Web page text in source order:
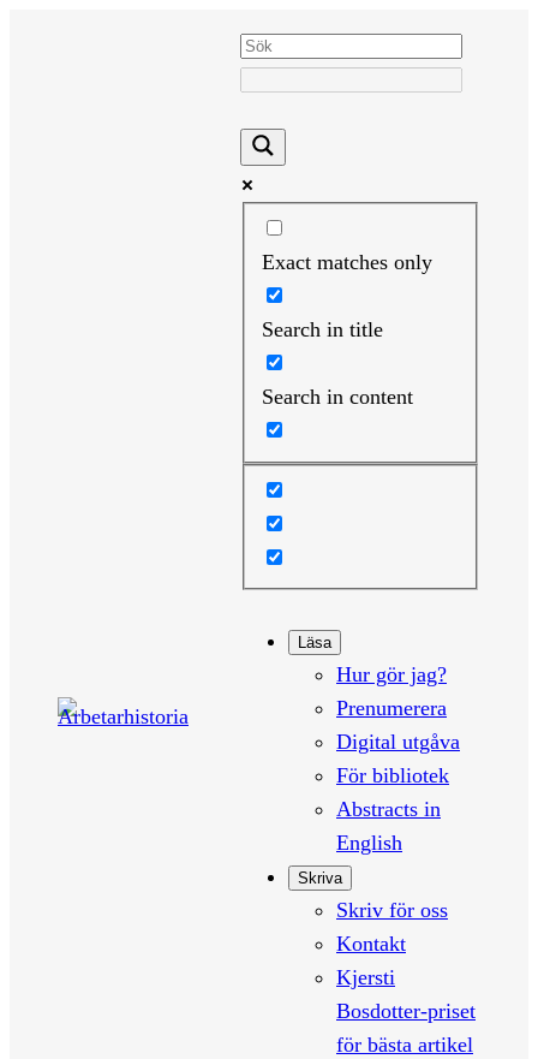
Exact matches only
Search in title
Search in content
Läsa
Hur gör jag?
Prenumerera
Digital utgåva
För bibliotek
Abstracts in
English
Skriva
Skriv för oss
Kontakt
Kjersti
Bosdotter-priset
för bästa artikel